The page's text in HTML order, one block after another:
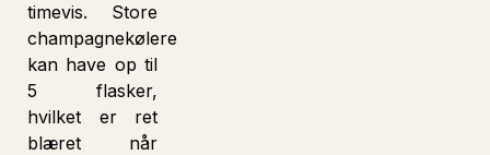
timevis. Store
champagnekølere
kan have op til
5 flasker,
hvilket er ret
blæret når